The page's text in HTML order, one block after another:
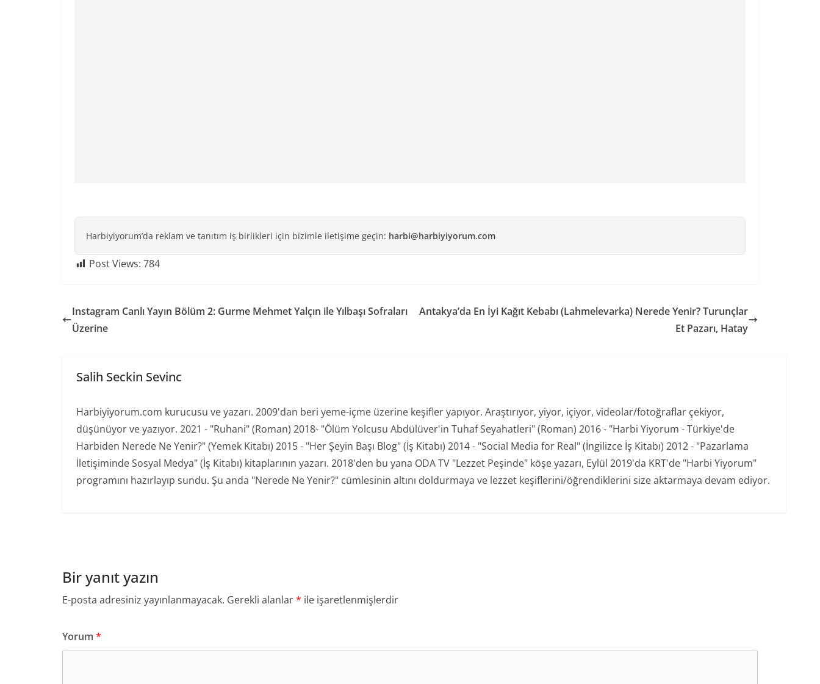
Harbiyiyorum’da reklam ve tanıtım iş birlikleri için bizimle iletişime geçin: harbi@harbiyiyorum.com
Post Views: 784
Instagram Canlı Yayın Bölüm 2: Gurme Mehmet Yalçın ile Yılbaşı Sofraları
Üzerine
Antakya’da En İyi Kağıt Kebabı (Lahmelevarka) Nerede Yenir? Turunçlar
Et Pazarı, Hatay
Salih Seckin Sevinc
Harbiyiyorum.com kurucusu ve yazarı. 2009'dan beri yeme-içme üzerine keşifler yapıyor. Araştırıyor, yiyor, içiyor, videolar/fotoğraflar çekiyor,
düşünüyor ve yazıyor. 2021 - "Ruhani" (Roman) 2018- "Ölüm Yolcusu Abdülüver'in Tuhaf Seyahatleri" (Roman) 2016 - "Harbi Yiyorum - Türkiye'de
Harbiden Nerede Ne Yenir?" (Yemek Kitabı) 2015 - "Her Şeyin Başı Blog" (İş Kitabı) 2014 - "Social Media for Real" (İngilizce İş Kitabı) 2012 - "Pazarlama
İletişiminde Sosyal Medya" (İş Kitabı) kitaplarının yazarı. 2018'den bu yana ODA TV "Lezzet Peşinde" köşe yazarı, Eylül 2019'da KRT'de "Harbi Yiyorum"
programını hazırlayıp sundu. Şu anda "Nerede Ne Yenir?" cümlesinin altını doldurmaya ve lezzet keşiflerini/öğrendiklerini size aktarmaya devam ediyor.
Bir yanıt yazın
E-posta adresiniz yayınlanmayacak. Gerekli alanlar* ile işaretlenmişlerdir
Yorum *